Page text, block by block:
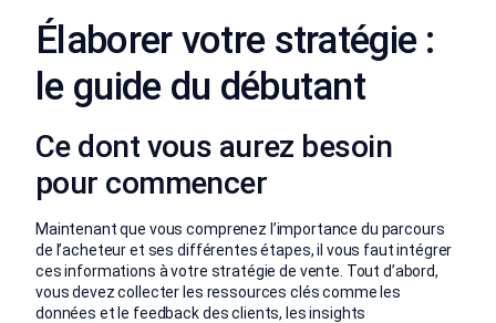
Élaborer votre stratégie :
le guide du débutant
Ce dont vous aurez besoin
pour commencer
Maintenant que vous comprenez l’importance du parcours
de l’acheteur et ses différentes étapes, il vous faut intégrer
ces informations à votre stratégie de vente. Tout d’abord,
vous devez collecter les ressources clés comme les
données et le feedback des clients, les insights